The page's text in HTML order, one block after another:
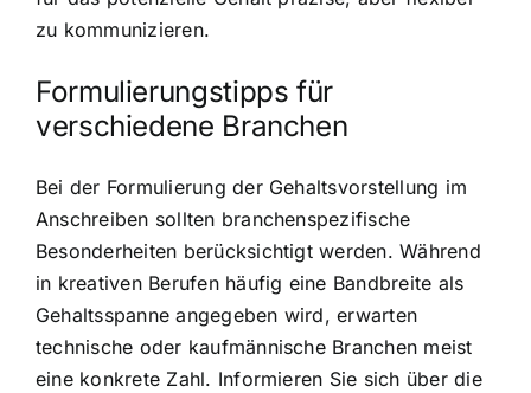
zu kommunizieren.
Formulierungstipps für
verschiedene Branchen
Bei der Formulierung der Gehaltsvorstellung im
Anschreiben sollten branchenspezifische
Besonderheiten berücksichtigt werden. Während
in kreativen Berufen häufig eine Bandbreite als
Gehaltsspanne angegeben wird, erwarten
technische oder kaufmännische Branchen meist
eine konkrete Zahl. Informieren Sie sich über die